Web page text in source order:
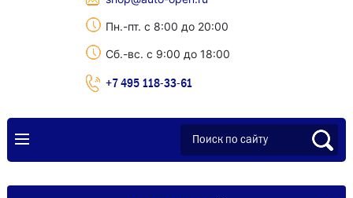
Пн.-пт. с 8:00 до 20:00
Сб.-вс. с 9:00 до 18:00
+7 495 118-33-61